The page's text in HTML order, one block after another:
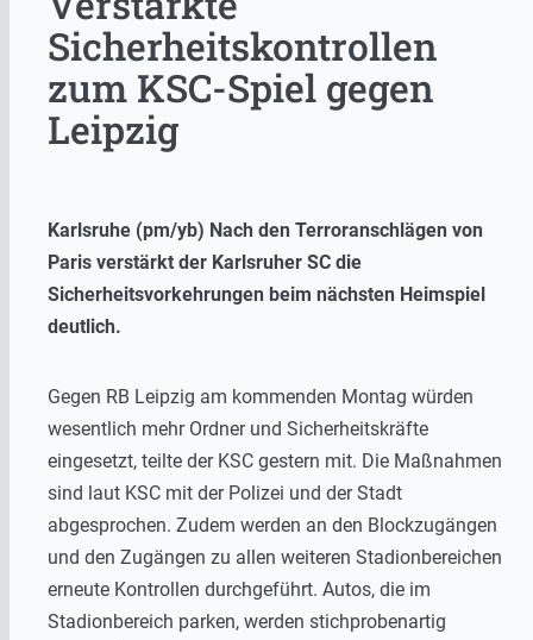
Sicherheitskontrollen
zum KSC-Spiel gegen
Leipzig
Karlsruhe (pm/yb) Nach den Terroranschlägen von
Paris verstärkt der Karlsruher SC die
Sicherheitsvorkehrungen beim nächsten Heimspiel
deutlich.
Gegen RB Leipzig am kommenden Montag würden
wesentlich mehr Ordner und Sicherheitskräfte
eingesetzt, teilte der KSC gestern mit. Die Maßnahmen
sind laut KSC mit der Polizei und der Stadt
abgesprochen. Zudem werden an den Blockzugängen
und den Zugängen zu allen weiteren Stadionbereichen
erneute Kontrollen durchgeführt. Autos, die im
Stadionbereich parken, werden stichprobenartig